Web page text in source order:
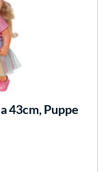
43cm, Puppe